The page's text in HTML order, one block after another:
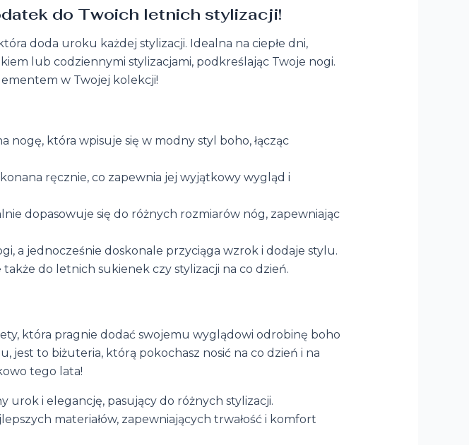
do Twoich letnich stylizacji!
doda uroku każdej stylizacji. Idealna na ciepłe dni,
lub codziennymi stylizacjami, podkreślając Twoje nogi.
w Twojej kolekcji!
nogę, która wpisuje się w modny styl boho, łącząc
ręcznie, co zapewnia jej wyjątkowy wygląd i
dopasowuje się do różnych rozmiarów nóg, zapewniając
a jednocześnie doskonale przyciąga wzrok i dodaje stylu.
do letnich sukienek czy stylizacji na co dzień.
która pragnie dodać swojemu wyglądowi odrobinę boho
jest to biżuteria, którą pokochasz nosić na co dzień i na
tego lata!
urok i elegancję, pasujący do różnych stylizacji.
materiałów, zapewniających trwałość i komfort